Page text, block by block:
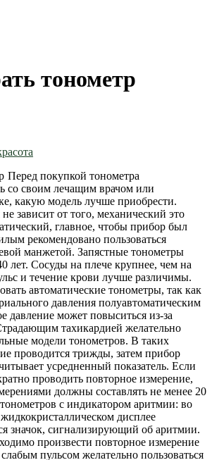
тонометр
Перед покупкой тонометра
со своим лечащим врачом или
какую модель лучше приобрести.
зависит от того, механический это
главное, чтобы прибор был
рекомендовано пользоваться
манжетой. Запястные тонометры
лет. Сосуды на плече крупнее, чем на
и течение крови лучше различимы.
автоматические тонометры, так как
давления полуавтоматическим
давление может повыситься из-за
тахикардией желательно
модели тонометров. В таких
проводится трижды, затем прибор
усредненный показатель. Если
проводить повторное измерение,
должны составлять не менее 20
с индикатором аритмии: во
дисплее
значок, сигнализирующий об аритмии.
произвести повторное измерение
пульсом желательно пользоваться